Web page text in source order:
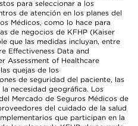
para seleccionar a los
de atención en los planes del
Médicos, como lo hace para
de negocios de KFHP (Kaiser
que las medidas incluyan, entre
Effectiveness Data and
Assessment of Healthcare
quejas de los
de seguridad del paciente, las
necesidad geográfica. Los
Mercado de Seguros Médicos de
del cuidado de la salud
que participan en la